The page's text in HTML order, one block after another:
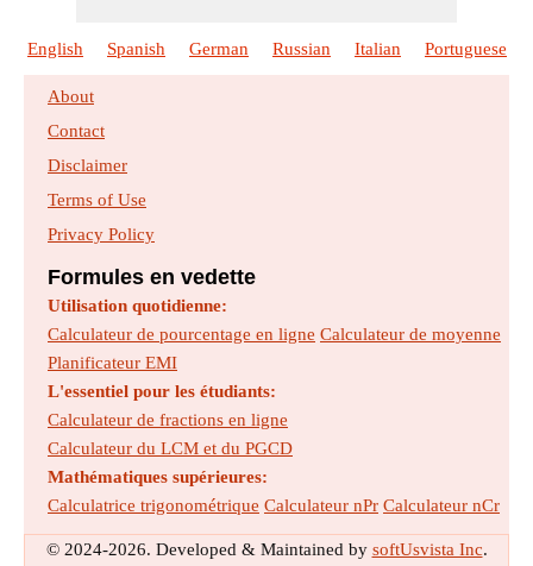
English Spanish German Russian Italian Portuguese
About
Contact
Disclaimer
Terms of Use
Privacy Policy
Formules en vedette
Utilisation quotidienne:
Calculateur de pourcentage en ligne Calculateur de moyenne
Planificateur EMI
L'essentiel pour les étudiants:
Calculateur de fractions en ligne
Calculateur du LCM et du PGCD
Mathématiques supérieures:
Calculatrice trigonométrique Calculateur nPr Calculateur nCr
© 2024-2026. Developed & Maintained by softUsvista Inc.